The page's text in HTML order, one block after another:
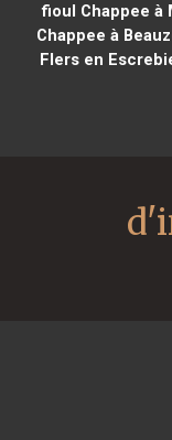
fioul Chappee à
Chappee à
Flers en